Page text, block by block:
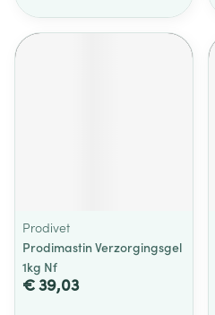
Prodivet
Prodimastin Verzorgingsgel
1kg Nf
€ 39,03